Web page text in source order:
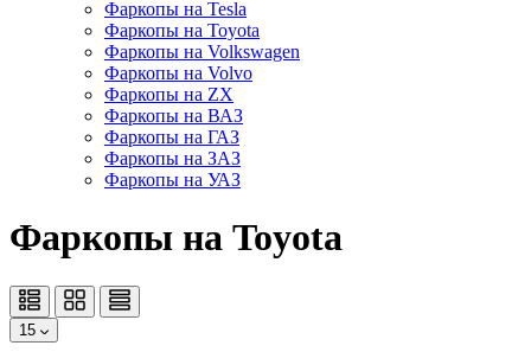
Фаркопы на Tesla
Фаркопы на Toyota
Фаркопы на Volkswagen
Фаркопы на Volvo
Фаркопы на ZX
Фаркопы на ВАЗ
Фаркопы на ГАЗ
Фаркопы на ЗАЗ
Фаркопы на УАЗ
Фаркопы на Toyota
15